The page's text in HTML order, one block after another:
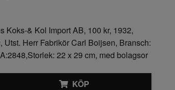
Koks-& Kol Import AB, 100 kr, 1932,
Utst. Herr Fabrikör Carl Boijsen, Bransch:
22 x 29 cm, med bolagsor
KÖP